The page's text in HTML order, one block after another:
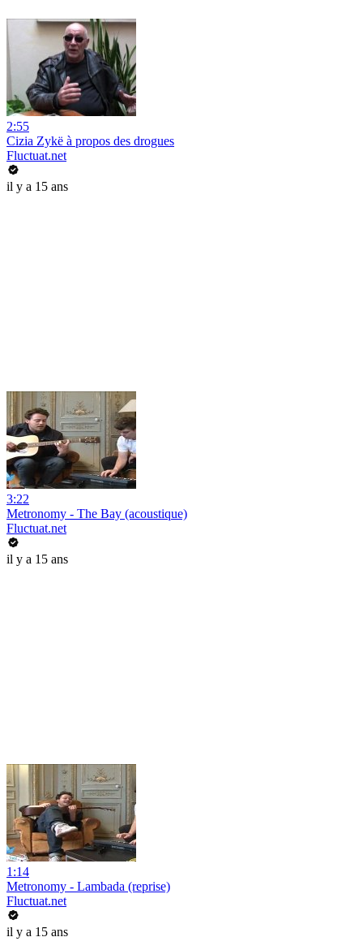
2:55
Cizia Zykë à propos des drogues
Fluctuat.net
il y a 15 ans
3:22
Metronomy - The Bay (acoustique)
Fluctuat.net
il y a 15 ans
1:14
Metronomy - Lambada (reprise)
Fluctuat.net
il y a 15 ans